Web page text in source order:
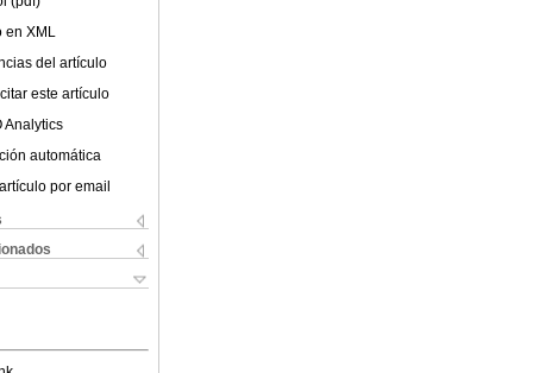
en XML
del artículo
este artículo
Analytics
automática
por email